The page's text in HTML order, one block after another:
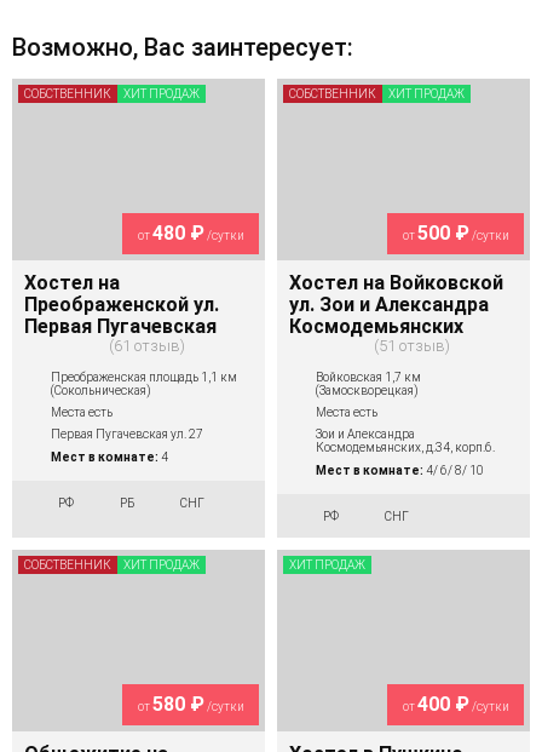
Возможно, Вас заинтересует:
от480 ₽/сутки
Хостел на
Преображенской ул.
Первая Пугачевская
61 отзыв
Преображенская площадь 1,1 км
(Сокольническая)
Места есть
Первая Пугачевская ул. 27
Мест в комнате: 4
РФ РБ СНГ
СОБСТВЕННИК ХИТ ПРОДАЖ
от500 ₽/сутки
Хостел на Войковской
ул. Зои и Александра
Космодемьянских
51 отзыв
Войковская 1,7 км
(Замоскворецкая)
Места есть
Зои и Александра
Космодемьянских, д.34, корп.6.
Мест в комнате: 4/ 6/ 8/ 10
РФ СНГ
СОБСТВЕННИК ХИТ ПРОДАЖ
от580 ₽/сутки
СОБСТВЕННИК ХИТ ПРОДАЖ
от400 ₽/сутки
ХИТ ПРОДАЖ